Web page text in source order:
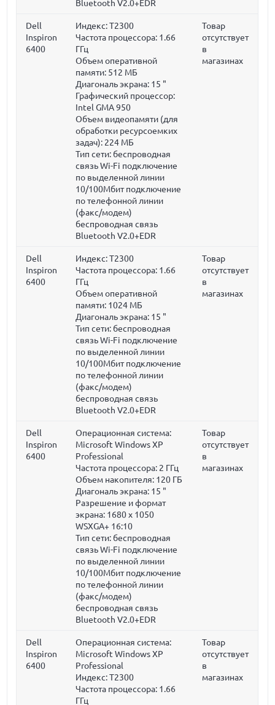
Bluetooth V2.0+EDR
Dell
Inspiron
6400
Индекс: T2300
Частота процессора: 1.66
ГГц
Объем оперативной
памяти: 512 МБ
Диагональ экрана: 15 "
Графический процессор:
Intel GMA 950
Объем видеопамяти (для
обработки ресурсоемких
задач): 224 МБ
Тип сети: беспроводная
связь Wi-Fi подключение
по выделенной линии
10/100Мбит подключение
по телефонной линии
(факс/модем)
беспроводная связь
Bluetooth V2.0+EDR
Товар
отсутствует
в
магазинах
Dell
Inspiron
6400
Индекс: T2300
Частота процессора: 1.66
ГГц
Объем оперативной
памяти: 1024 МБ
Диагональ экрана: 15 "
Тип сети: беспроводная
связь Wi-Fi подключение
по выделенной линии
10/100Мбит подключение
по телефонной линии
(факс/модем)
беспроводная связь
Bluetooth V2.0+EDR
Товар
отсутствует
в
магазинах
Dell
Inspiron
6400
Операционная система:
Microsoft Windows XP
Professional
Частота процессора: 2 ГГц
Объем накопителя: 120 ГБ
Диагональ экрана: 15 "
Разрешение и формат
экрана: 1680 x 1050
WSXGA+ 16:10
Тип сети: беспроводная
связь Wi-Fi подключение
по выделенной линии
10/100Мбит подключение
по телефонной линии
(факс/модем)
беспроводная связь
Bluetooth V2.0+EDR
Товар
отсутствует
в
магазинах
Dell
Inspiron
6400
Операционная система:
Microsoft Windows XP
Professional
Индекс: T2300
Частота процессора: 1.66
ГГц
Товар
отсутствует
в
магазинах